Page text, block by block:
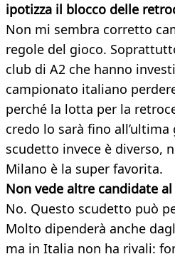
ipotizza il blocco delle
Non mi sembra corretto
regole del gioco.
club di A2 che hanno
campionato italiano
perché la lotta per la
credo lo sarà fino
scudetto invece è diverso,
Milano è la super favorita.
Non vede altre candidate
No. Questo scudetto può
Molto dipenderà anche
ma in Italia non ha rivali: